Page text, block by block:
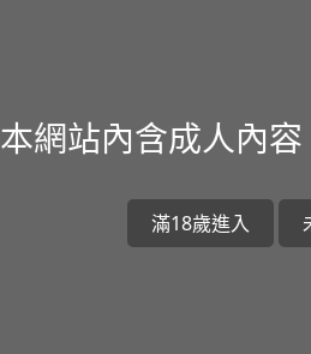
本網站內含成人內
滿18歲進入